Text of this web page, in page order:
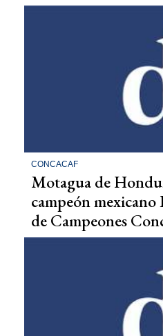
CONCACAF
Motagua de
campeón mexicano
de Campeones